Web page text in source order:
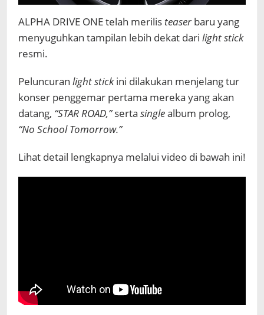
ALPHA DRIVE ONE telah merilis teaserbaru yang
menyuguhkan tampilan lebih dekat dari light stick
resmi.
Peluncuran light stickini dilakukan menjelang tur
konser penggemar pertama mereka yang akan
datang, “STAR ROAD,”serta singlealbum prolog,
“No School Tomorrow.”
Lihat detail lengkapnya melalui video di bawah ini!